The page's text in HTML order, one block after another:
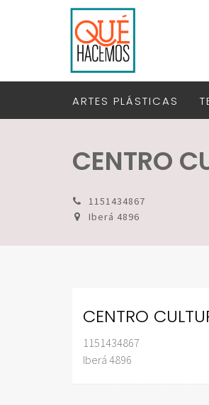
ARTES PLÁSTICAS
CENTRO
1151434867
Iberá 4896
CENTRO
1151434867
Iberá 4896